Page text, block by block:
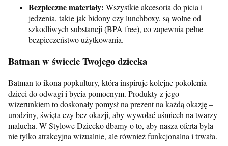
Bezpieczne materiały: Wszystkie akcesoria do picia i
jedzenia, takie jak bidony czy lunchboxy, są wolne od
szkodliwych substancji (BPA free), co zapewnia pełne
bezpieczeństwo użytkowania.
Batman w świecie Twojego dziecka
Batman to ikona popkultury, która inspiruje kolejne pokolenia
dzieci do odwagi i bycia pomocnym. Produkty z jego
wizerunkiem to doskonały pomysł na prezent na każdą okazję –
urodziny, święta czy bez okazji, aby wywołać uśmiech na twarzy
malucha. W Stylowe Dziecko dbamy o to, aby nasza oferta była
nie tylko atrakcyjna wizualnie, ale również funkcjonalna i trwała.